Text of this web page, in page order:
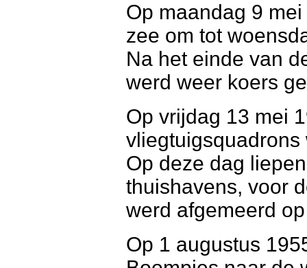
Op maandag 9
zee om tot
Na het einde van
werd weer koers
Op vrijdag 13 mei
vliegtuigsquadrons
Op deze dag
thuishavens, voor
werd afgemeerd
Op 1 augustus